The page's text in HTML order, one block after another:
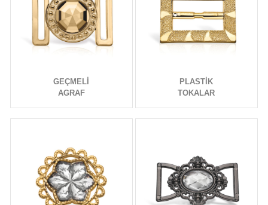
GEÇMELİ
AGRAF
PLASTİK
TOKALAR